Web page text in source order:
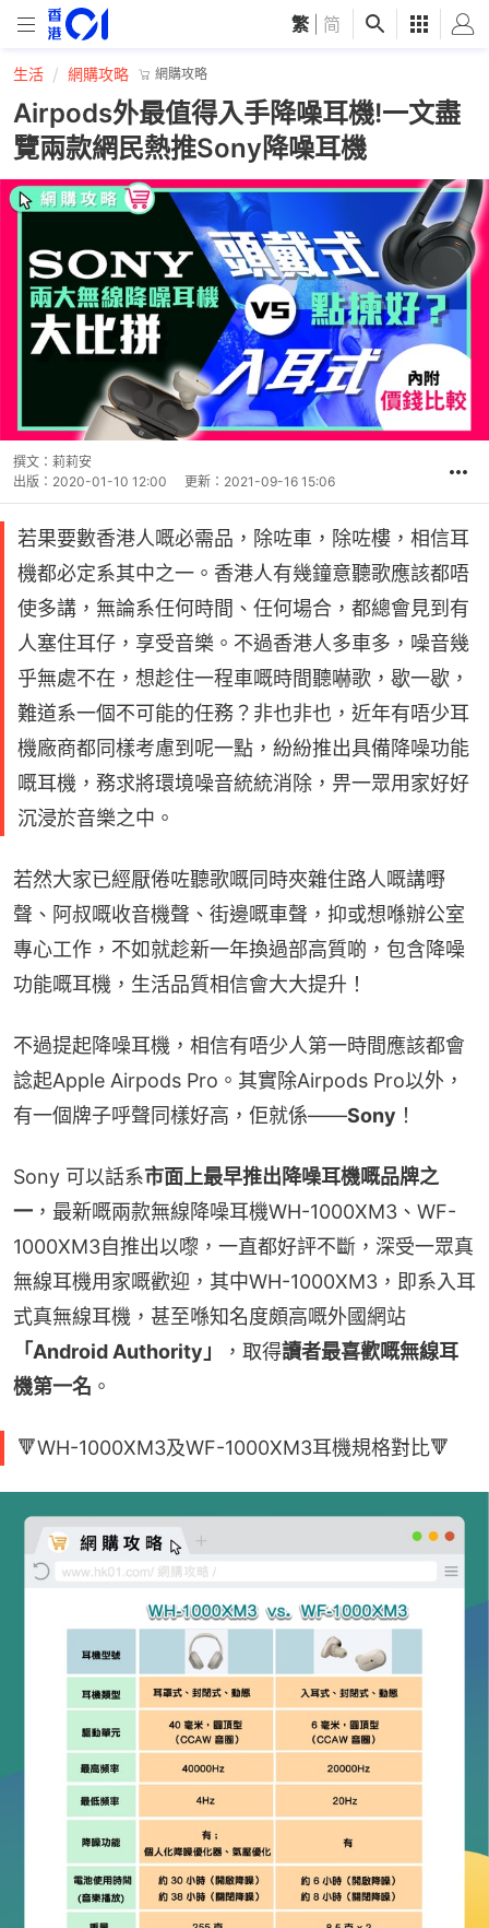
繁 简
生活 網購攻略 網購攻略
Airpods外最值得入手降噪耳機!一文盡
覽兩款網民熱推Sony降噪耳機
撰文： 莉莉安
出版： 2020-01-10 12:00 更新： 2021-09-16 15:06
若果要數香港人嘅必需品，除咗車，除咗樓，相信耳
機都必定系其中之一。香港人有幾鐘意聽歌應該都唔
使多講，無論系任何時間、任何場合，都總會見到有
人塞住耳仔，享受音樂。不過香港人多車多，噪音幾
乎無處不在，想趁住一程車嘅時間聽嚇歌，歇一歇，
難道系一個不可能的任務？非也非也，近年有唔少耳
機廠商都同樣考慮到呢一點，紛紛推出具備降噪功能
嘅耳機，務求將環境噪音統統消除，畀一眾用家好好
沉浸於音樂之中。
若然大家已經厭倦咗聽歌嘅同時夾雜住路人嘅講嘢
聲、阿叔嘅收音機聲、街邊嘅車聲，抑或想喺辦公室
專心工作，不如就趁新一年換過部高質啲，包含降噪
功能嘅耳機，生活品質相信會大大提升！
不過提起降噪耳機，相信有唔少人第一時間應該都會
諗起Apple Airpods Pro。其實除Airpods Pro以外，
有一個牌子呼聲同樣好高，佢就係——Sony ！
Sony 可以話系市面上最早推出降噪耳機嘅品牌之
一 ，最新嘅兩款無線降噪耳機WH-1000XM3、WF-
1000XM3自推出以嚟，一直都好評不斷，深受一眾真
無線耳機用家嘅歡迎，其中WH-1000XM3，即系入耳
式真無線耳機，甚至喺知名度頗高嘅外國網站
「Android Authority」
，取得讀者最喜歡嘅無線耳
機第一名 。
🔻WH-1000XM3及WF-1000XM3耳機規格對比🔻